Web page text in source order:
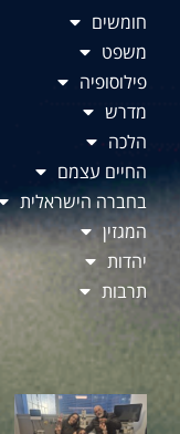
חומשים
משפט
פילוסופיה
מדרש
הלכה
החיים עצמם
בחברה הישראלית
המגזין
יהדות
תרבות